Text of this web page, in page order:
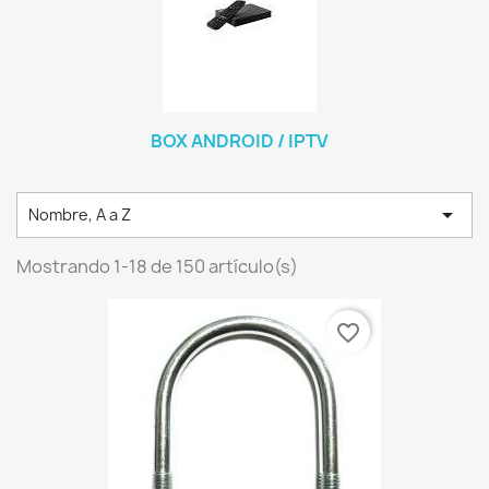
BOX ANDROID / IPTV
Nombre, A a Z 
Mostrando 1-18 de 150 artículo(s)
favorite_border